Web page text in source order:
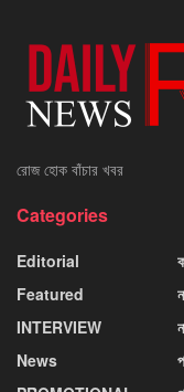
রোজ হোক বাঁচার খবর
Categories
Editorial
Featured
INTERVIEW
News